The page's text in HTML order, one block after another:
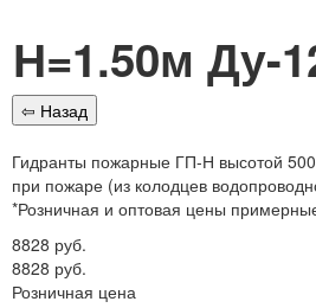
Ду-
Гидранты пожарные ГП-Н высотой
при пожаре (из колодцев
*Розничная и оптовая цены
8828 руб.
8828 руб.
Розничная цена